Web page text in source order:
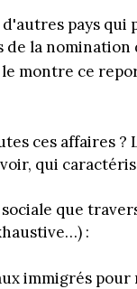
pays qui
de la
montre ce
ces affaires ?
qui
que
:
immigrés